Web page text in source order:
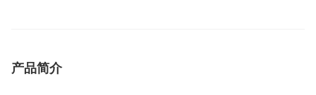
产品简介